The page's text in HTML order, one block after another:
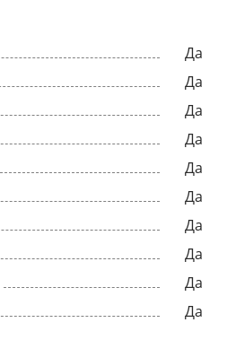
Да
Да
Да
Да
Да
Да
Да
Да
Да
Да